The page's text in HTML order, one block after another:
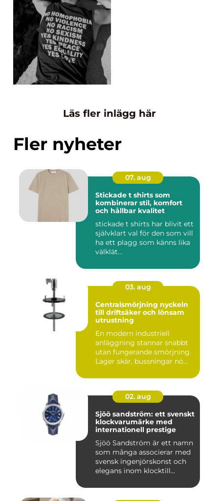
Läs fler inlägg här
Fler nyheter
07. aug
Stickade t shirts som
kombinerar stil, komfort
och hållbar kvalitet
stickade t shirts har blivit ett
självklart val för den som vill
ha ett plagg som känns lika
välklät...
03. aug
Centralsmörjning nyckeln
till driftsäker och lönsam
utrustning
En modern industriell
anläggning stannar snabbt
utan fungerande smörjning.
Lager skär, bussningar nö...
02. aug
Sjöö sandström: ett svenskt
klockvarumärke med
internationell prestige
Sjöö Sandström är ett namn
som många associerar med
svensk ingenjörskonst och
elegans inom klocktill...